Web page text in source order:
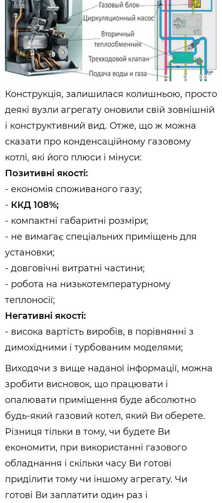
Конструкція, залишилася колишньою, просто
деякі вузли агрегату оновили свій зовнішній
і конструктивний вид. Отже, що ж можна
сказати про конденсаційному газовому
котлі, які його плюси і мінуси:
Позитивні якості:
- економія споживаного газу;
- ККД 108%;
- компактні габаритні розміри;
- не вимагає спеціальних приміщень для
установки;
- довговічні витратні частини;
- робота на низькотемпературному
теплоносії;
Негативні якості:
- висока вартість виробів, в порівнянні з
димохідними і турбованим моделями;
Виходячи з вище наданої інформації, можна
зробити висновок, що працювати і
опалювати приміщення буде абсолютно
будь-який газовий котел, який Ви оберете.
Різниця тільки в тому, чи будете Ви
економити, при використанні газового
обладнання і скільки часу Ви готові
приділити тому чи іншому агрегату. Чи
готові Ви заплатити один раз і